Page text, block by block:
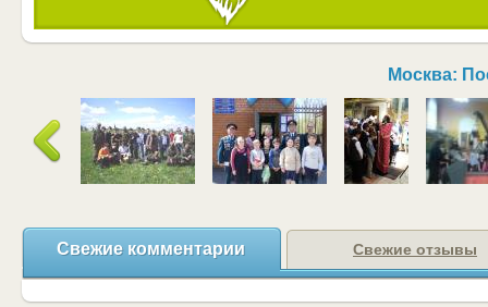
Москва:
Свежие комментарии Свежие отзывы